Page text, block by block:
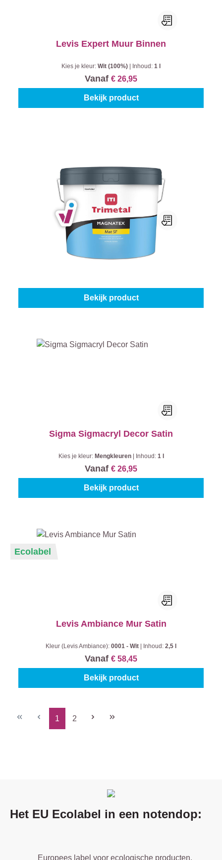
Levis Expert Muur Binnen
Kies je kleur: Wit (100%) Inhoud: 1 l
Vanaf € 26,95
Bekijk product
Trimetal Magnatex Mat Sf
Bekijk product
Sigma Sigmacryl Decor Satin
Kies je kleur: Mengkleuren Inhoud: 1 l
Vanaf € 26,95
Bekijk product
Ecolabel
Levis Ambiance Mur Satin
Kleur (Levis Ambiance): 0001 - Wit Inhoud: 2,5 l
Vanaf € 58,45
Bekijk product
Pagina
1
Pagina
2
Het EU Ecolabel in een notendop:
Europees label voor ecologische producten.